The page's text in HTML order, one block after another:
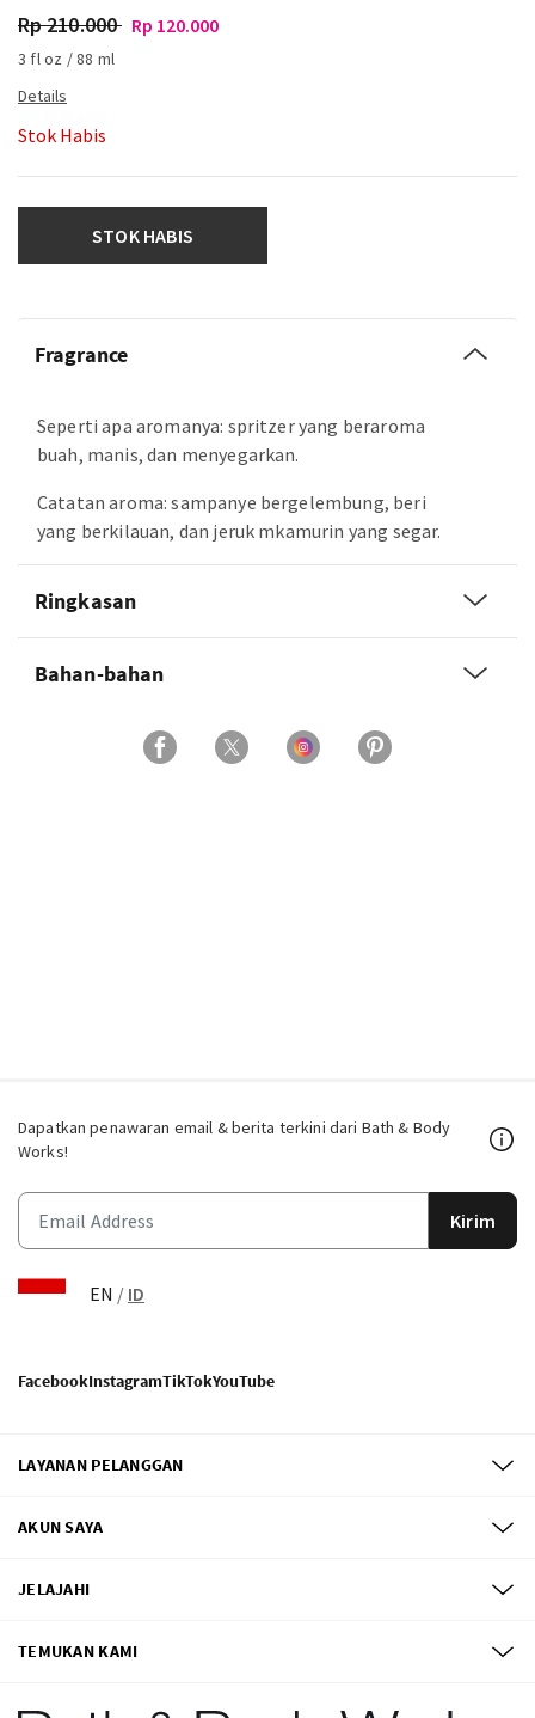
Rp 210.000 Rp 120.000
3 fl oz / 88 ml
Stok Habis
STOK HABIS
Fragrance
Seperti apa aromanya: spritzer yang beraroma
buah, manis, dan menyegarkan.
Catatan aroma: sampanye bergelembung, beri
yang berkilauan, dan jeruk mkamurin yang segar.
Ringkasan
Bahan-bahan
Dapatkan penawaran email & berita terkini dari Bath & Body
Works!
Kirim
EN / ID
FacebookInstagramTikTokYouTube
LAYANAN PELANGGAN
AKUN SAYA
JELAJAHI
TEMUKAN KAMI